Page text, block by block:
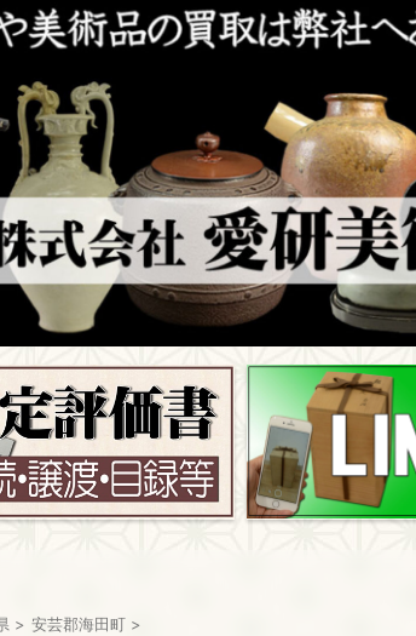
> 安芸郡海田町 >